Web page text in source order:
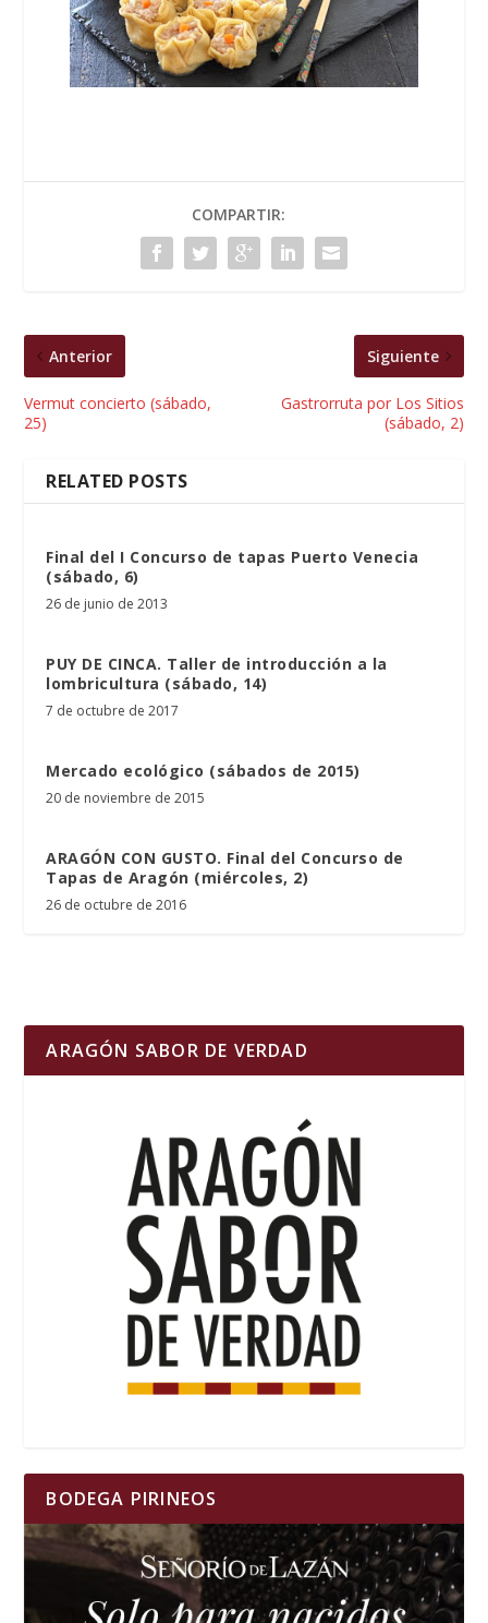
COMPARTIR:
Anterior
Vermut concierto (sábado,
25)
Siguiente
Gastrorruta por Los Sitios
(sábado, 2)
RELATED POSTS
Final del I Concurso de tapas Puerto Venecia
(sábado, 6)
26 de junio de 2013
PUY DE CINCA. Taller de introducción a la
lombricultura (sábado, 14)
7 de octubre de 2017
Mercado ecológico (sábados de 2015)
20 de noviembre de 2015
ARAGÓN CON GUSTO. Final del Concurso de
Tapas de Aragón (miércoles, 2)
26 de octubre de 2016
ARAGÓN SABOR DE VERDAD
BODEGA PIRINEOS